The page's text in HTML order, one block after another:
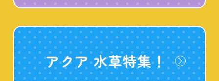
アクア 水草特集！